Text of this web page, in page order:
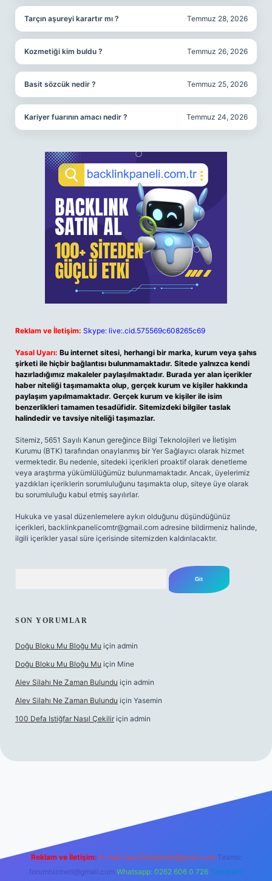
Tarçın aşureyi karartır mı ? Temmuz 28, 2026
Kozmetiği kim buldu ? Temmuz 26, 2026
Basit sözcük nedir ? Temmuz 25, 2026
Kariyer fuarının amacı nedir ? Temmuz 24, 2026
Reklam ve İletişim: Skype: live:.cid.575569c608265c69
Yasal Uyarı: Bu internet sitesi, herhangi bir marka, kurum veya şahıs
şirketi ile hiçbir bağlantısı bulunmamaktadır. Sitede yalnızca kendi
hazırladığımız makaleler paylaşılmaktadır. Burada yer alan içerikler
haber niteliği taşımamakta olup, gerçek kurum ve kişiler hakkında
paylaşım yapılmamaktadır. Gerçek kurum ve kişiler ile isim
benzerlikleri tamamen tesadüfidir. Sitemizdeki bilgiler taslak
halindedir ve tavsiye niteliği taşımazlar.
Sitemiz, 5651 Sayılı Kanun gereğince Bilgi Teknolojileri ve İletişim
Kurumu (BTK) tarafından onaylanmış bir Yer Sağlayıcı olarak hizmet
vermektedir. Bu nedenle, sitedeki içerikleri proaktif olarak denetleme
veya araştırma yükümlülüğümüz bulunmamaktadır. Ancak, üyelerimiz
yazdıkları içeriklerin sorumluluğunu taşımakta olup, siteye üye olarak
bu sorumluluğu kabul etmiş sayılırlar.
Hukuka ve yasal düzenlemelere aykırı olduğunu düşündüğünüz
içerikleri, backlinkpanelicomtr@gmail.com adresine bildirmeniz halinde,
ilgili içerikler yasal süre içerisinde sitemizden kaldırılacaktır.
SON YORUMLAR
Doğu Bloku Mu Bloğu Mu için admin
Doğu Bloku Mu Bloğu Mu için Mine
Alev Silahı Ne Zaman Bulundu için admin
Alev Silahı Ne Zaman Bulundu için Yasemin
100 Defa Istiğfar Nasıl Çekilir için admin
Reklam ve İletişim: E-mail: backlinkpaneli@gmail.com Teams:
forumhizmeti@gmail.com Whatsapp: 0262 606 0 726 Telegram: